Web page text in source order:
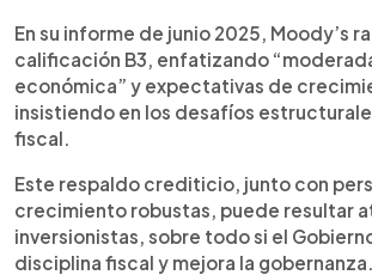
En su informe de junio 2025, Moody’s
calificación B3, enfatizando
económica” y expectativas de
insistiendo en los desafíos
fiscal.
Este respaldo crediticio, junto con
crecimiento robustas, puede resultar
inversionistas, sobre todo si el
disciplina fiscal y mejora la gobernanza.